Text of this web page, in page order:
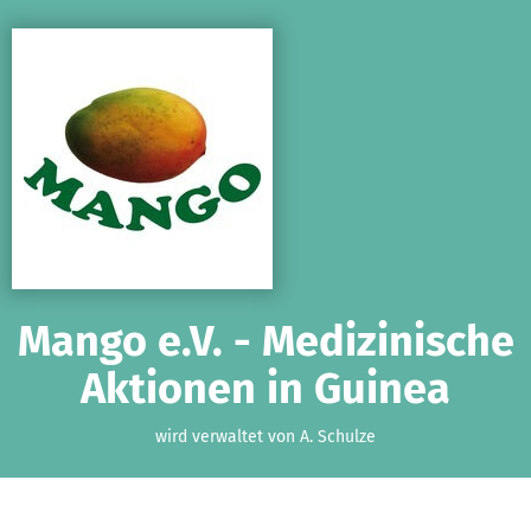
Mango e.V. - Medizinische
Aktionen in Guinea
wird verwaltet von A. Schulze